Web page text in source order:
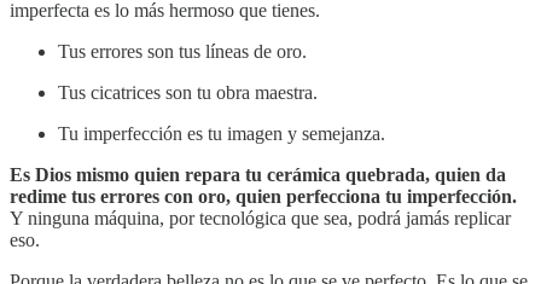
imperfecta es lo más hermoso que tienes.
Tus errores son tus líneas de oro.
Tus cicatrices son tu obra maestra.
Tu imperfección es tu imagen y semejanza.
Es Dios mismo quien repara tu cerámica quebrada, quien da
redime tus errores con oro, quien perfecciona tu imperfección.
Y ninguna máquina, por tecnológica que sea, podrá jamás replicar
eso.